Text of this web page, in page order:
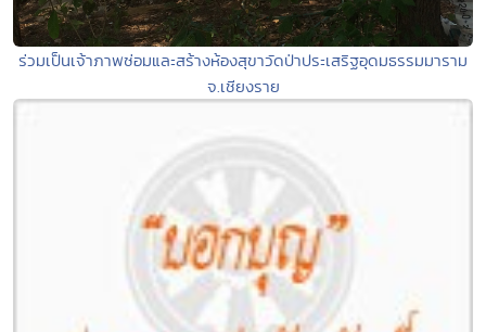
ร่วมเป็นเจ้าภาพซ่อมและสร้างห้องสุขาวัดป่าประเสริฐอุดมธรรมมาราม
จ.เชียงราย